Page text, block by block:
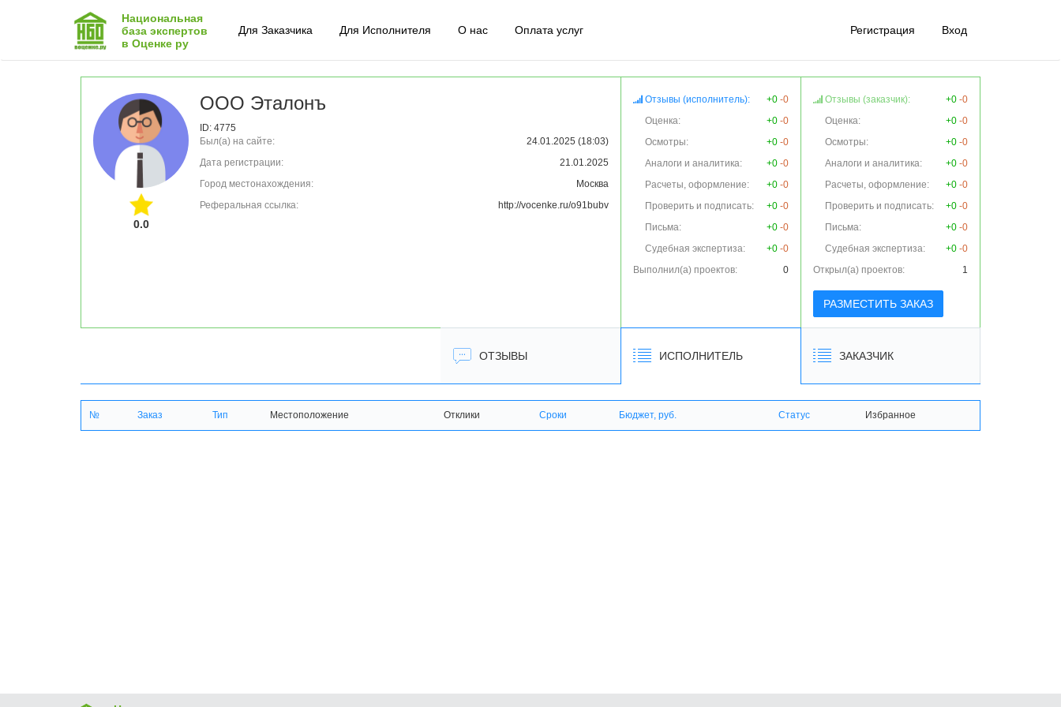
Национальная
база экспертов
в Оценке ру
Для Заказчика Для Исполнителя О нас Оплата услуг Регистрация Вход
0.0
ООО Эталонъ
ID: 4775
Был(а) на сайте:
24.01.2025 (18:03)
Дата регистрации:
21.01.2025
Город местонахождения:
Москва
Реферальная ссылка:
http://vocenke.ru/o91bubv
Отзывы (исполнитель): +0 -0
Оценка:
+0 -0
Осмотры:
+0 -0
Аналоги и аналитика:
+0 -0
Расчеты, оформление:
+0 -0
Проверить и подписать:
+0 -0
Письма:
+0 -0
Судебная экспертиза:
+0 -0
Выполнил(а) проектов:
0
Отзывы (заказчик): +0 -0
Оценка:
+0 -0
Осмотры:
+0 -0
Аналоги и аналитика:
+0 -0
Расчеты, оформление:
+0 -0
Проверить и подписать:
+0 -0
Письма:
+0 -0
Судебная экспертиза:
+0 -0
Открыл(а) проектов:
1
РАЗМЕСТИТЬ ЗАКАЗ
ОТЗЫВЫ ИСПОЛНИТЕЛЬ ЗАКАЗЧИК
№ Заказ Тип Местоположение Отклики Сроки Бюджет, руб. Статус Избранное